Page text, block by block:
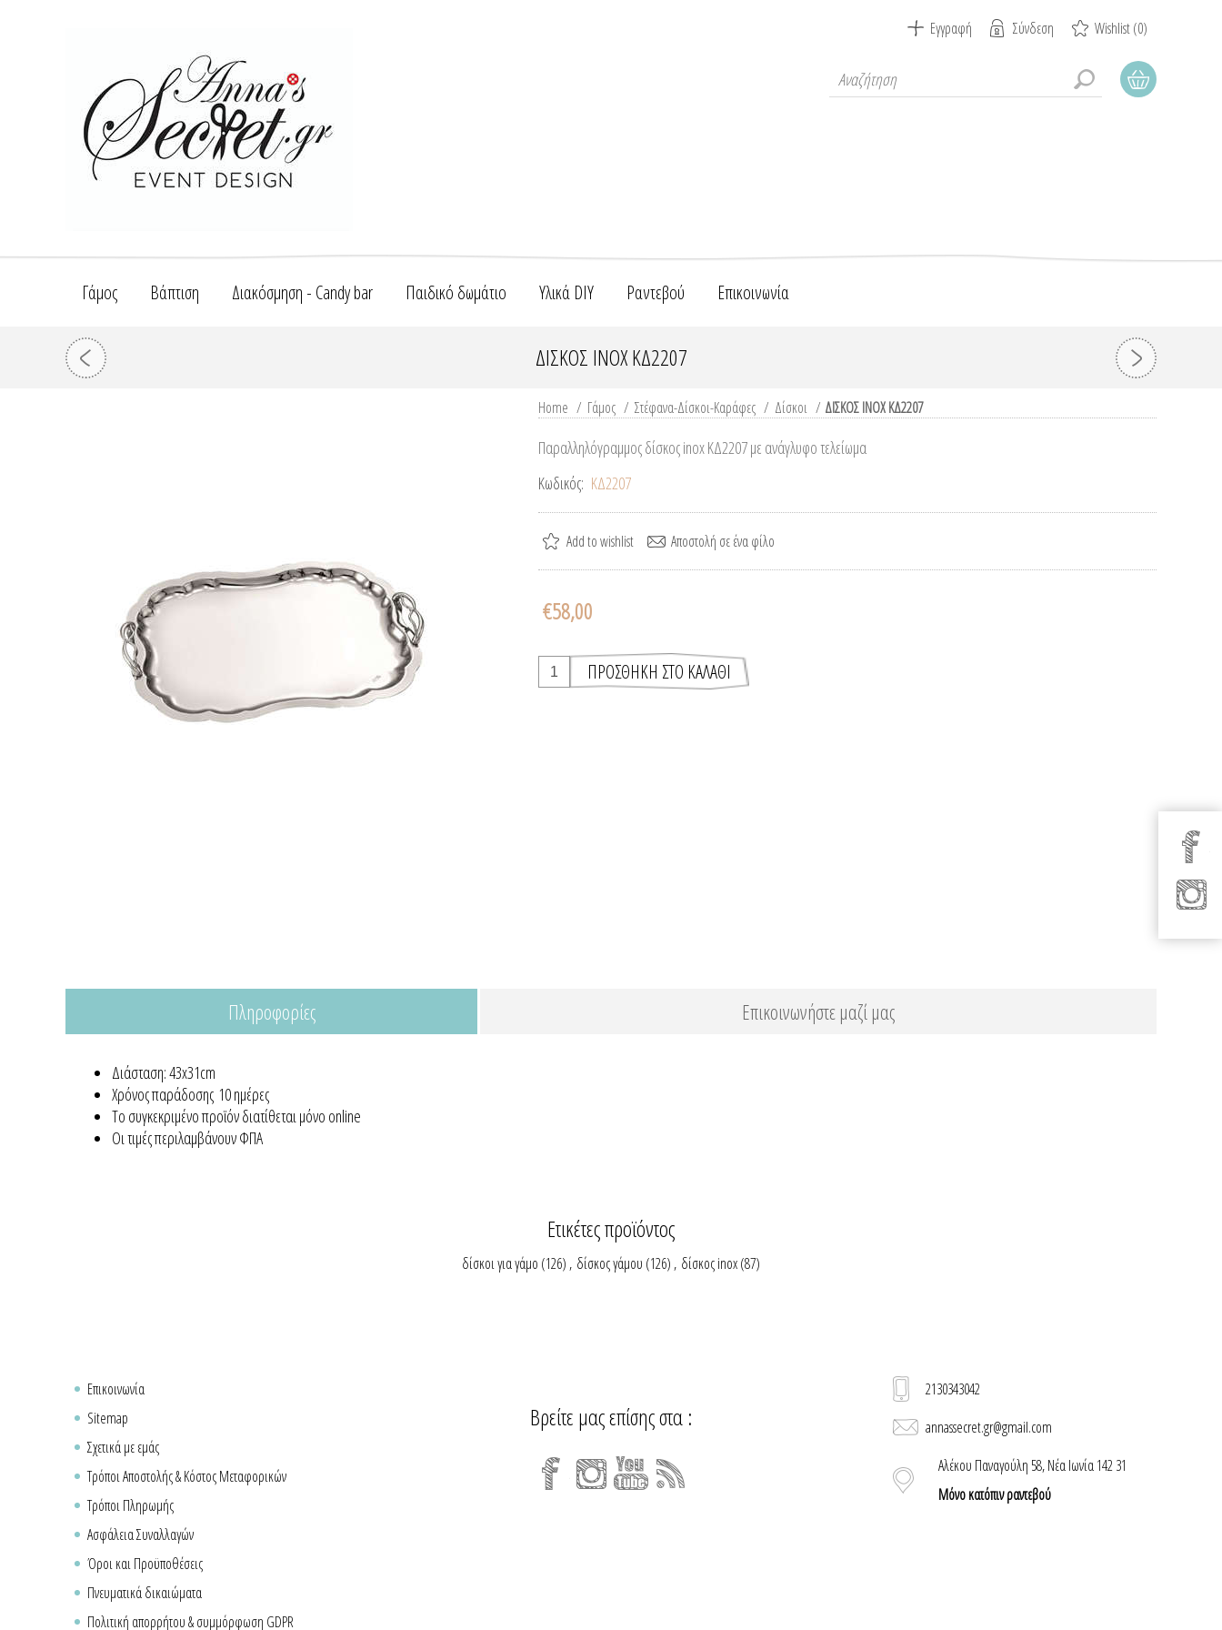
Εγγραφή Σύνδεση Wishlist(0)
Γάμος Βάπτιση Διακόσμηση - Candy bar Παιδικό δωμάτιο Υλικά DIY Ραντεβού Επικοινωνία
ΔΙΣΚΟΣ INOX ΚΔ2207
Home / Γάμος / Στέφανα-Δίσκοι-Καράφες / Δίσκοι / ΔΙΣΚΟΣ INOX ΚΔ2207
Παραλληλόγραμμος δίσκος inox ΚΔ2207 με ανάγλυφο τελείωμα
Κωδικός: ΚΔ2207
€58,00
Πληροφορίες Επικοινωνήστε μαζί μας
Διάσταση: 43x31cm
Χρόνος παράδοσης 10 ημέρες
Το συγκεκριμένο προϊόν διατίθεται μόνο online
Οι τιμές περιλαμβάνουν ΦΠΑ
Ετικέτες προϊόντος
δίσκοι για γάμο (126) , δίσκος γάμου (126) , δίσκος inox(87)
Επικοινωνία
Sitemap
Σχετικά με εμάς
Τρόποι Αποστολής & Κόστος Μεταφορικών
Τρόποι Πληρωμής
Ασφάλεια Συναλλαγών
Όροι και Προϋποθέσεις
Πνευματικά δικαιώματα
Πολιτική απορρήτου & συμμόρφωση GDPR
Βρείτε μας επίσης στα :
2130343042
annassecret.gr@gmail.com
Αλέκου Παναγούλη 58, Νέα Ιωνία 142 31
Μόνο κατόπιν ραντεβού